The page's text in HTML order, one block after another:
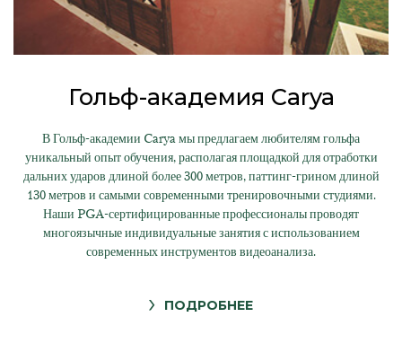
Гольф-академия Carya
В Гольф-академии Carya мы предлагаем любителям гольфа
уникальный опыт обучения, располагая площадкой для отработки
дальних ударов длиной более 300 метров, паттинг-грином длиной
130 метров и самыми современными тренировочными студиями.
Наши PGA-сертифицированные профессионалы проводят
многоязычные индивидуальные занятия с использованием
современных инструментов видеоанализа.
ПОДРОБНЕЕ